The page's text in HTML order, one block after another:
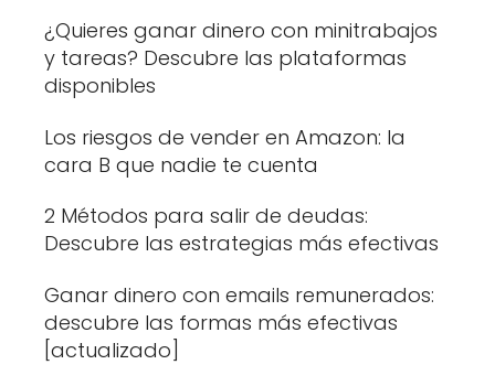
¿Quieres ganar dinero con minitrabajos
y tareas? Descubre las plataformas
disponibles
Los riesgos de vender en Amazon: la
cara B que nadie te cuenta
2 Métodos para salir de deudas:
Descubre las estrategias más efectivas
Ganar dinero con emails remunerados:
descubre las formas más efectivas
[actualizado]